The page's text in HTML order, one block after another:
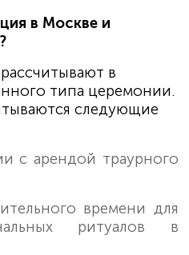
в Москве и
в
типа церемонии.
следующие
с арендой траурного
времени для
ритуалов в